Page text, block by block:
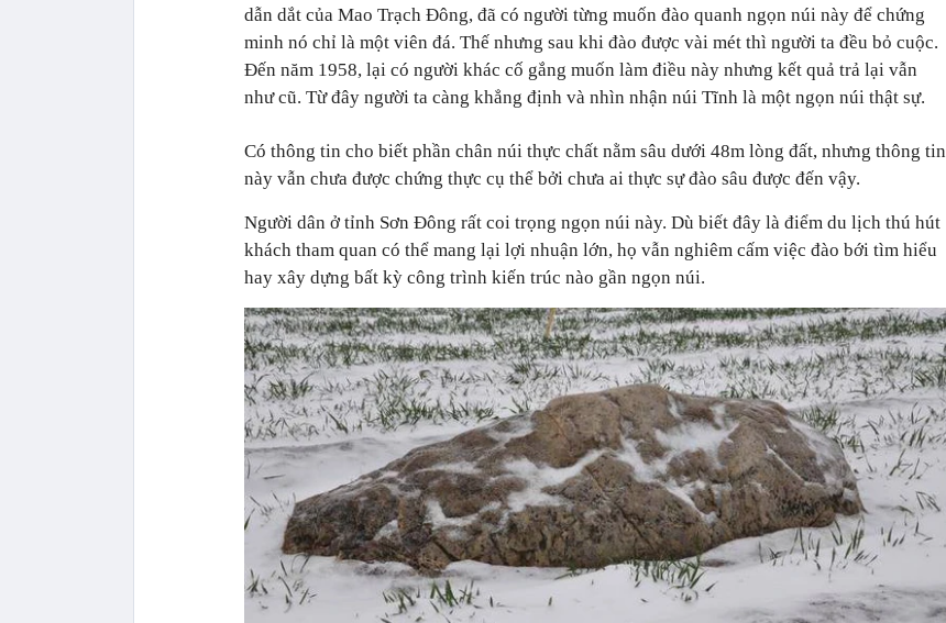
dẫn dắt của Mao Trạch Đông, đã có người từng muốn đào quanh ngọn núi này để chứng
minh nó chỉ là một viên đá. Thế nhưng sau khi đào được vài mét thì người ta đều bỏ cuộc.
Đến năm 1958, lại có người khác cố gắng muốn làm điều này nhưng kết quả trả lại vẫn
như cũ. Từ đây người ta càng khẳng định và nhìn nhận núi Tĩnh là một ngọn núi thật sự.
Có thông tin cho biết phần chân núi thực chất nằm sâu dưới 48m lòng đất, nhưng thông tin
này vẫn chưa được chứng thực cụ thể bởi chưa ai thực sự đào sâu được đến vậy.
Người dân ở tỉnh Sơn Đông rất coi trọng ngọn núi này. Dù biết đây là điểm du lịch thú hút
khách tham quan có thể mang lại lợi nhuận lớn, họ vẫn nghiêm cấm việc đào bới tìm hiểu
hay xây dựng bất kỳ công trình kiến trúc nào gần ngọn núi.